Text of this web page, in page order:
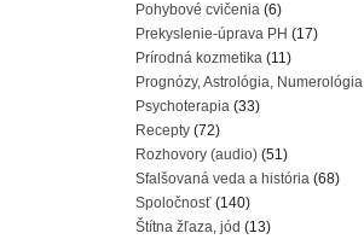
Pohybové cvičenia (6)
Prekyslenie-úprava PH (17)
Prírodná kozmetika (11)
Prognózy, Astrológia, Numerológia
Psychoterapia (33)
Recepty (72)
Rozhovory (audio) (51)
Sfalšovaná veda a história (68)
Spoločnosť (140)
Štítna žľaza, jód (13)